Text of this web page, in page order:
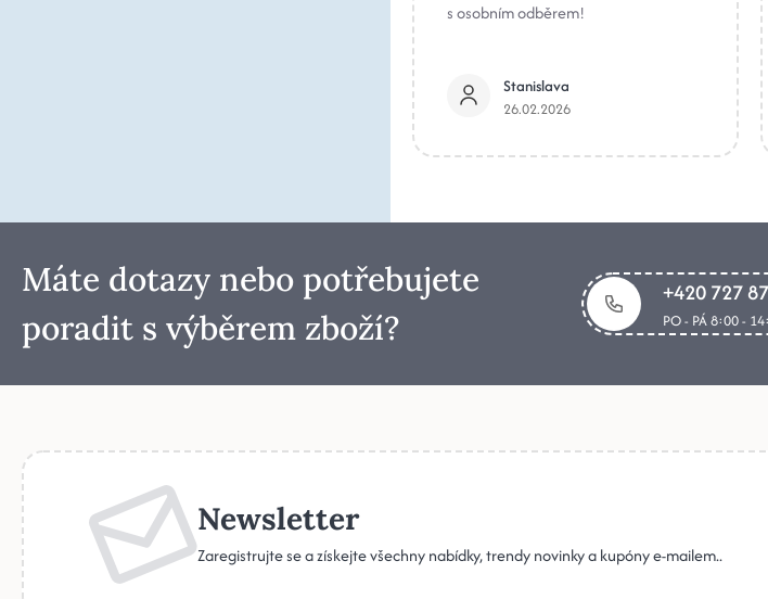
s osobním odběrem!
Stanislava
26.02.2026
Máte dotazy nebo potřebujete
poradit s výběrem zboží?
+420 727
PO - PÁ 8:00 -
Newsletter
Zaregistrujte se a získejte všechny nabídky, trendy novinky a kupóny e-mailem..